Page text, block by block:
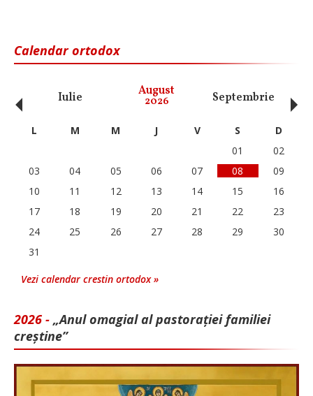
Calendar ortodox
Iulie August
2026 Septembrie
‹ L M M J V S
D
01
02
03
04 05 06 07 08
09
10
11 12 13 14 15
16
17
18 19 20 21 22
23
24
25 26 27 28 29
30
31
Vezi calendar crestin ortodox »
2026 - „Anul omagial al pastorației familiei
creștine”